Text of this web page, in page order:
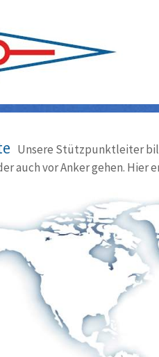
Unsere Stützpunktleiter
auch vor Anker gehen.